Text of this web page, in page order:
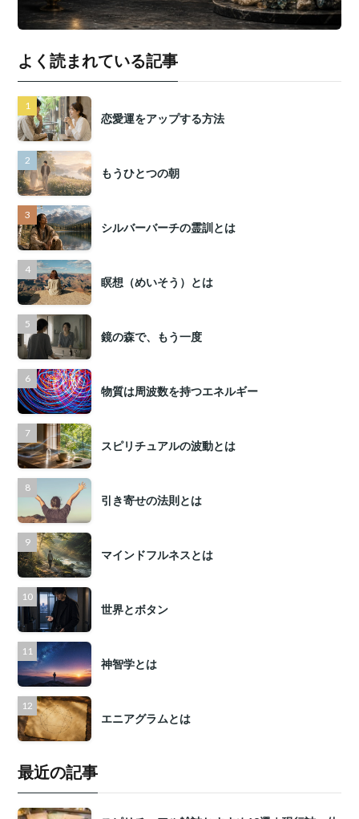
よく読まれている記事
恋愛運をアップする方法
もうひとつの朝
シルバーバーチの霊訓とは
瞑想（めいそう）とは
鏡の森で、もう一度
物質は周波数を持つエネルギー
スピリチュアルの波動とは
引き寄せの法則とは
マインドフルネスとは
世界とボタン
神智学とは
エニアグラムとは
最近の記事